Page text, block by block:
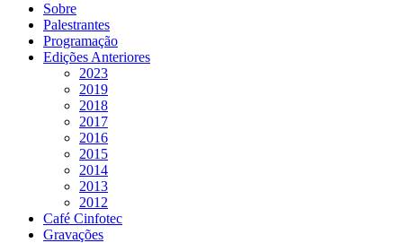
Sobre
Palestrantes
Programação
Edições Anteriores
2023
2019
2018
2017
2016
2015
2014
2013
2012
Café Cinfotec
Gravações